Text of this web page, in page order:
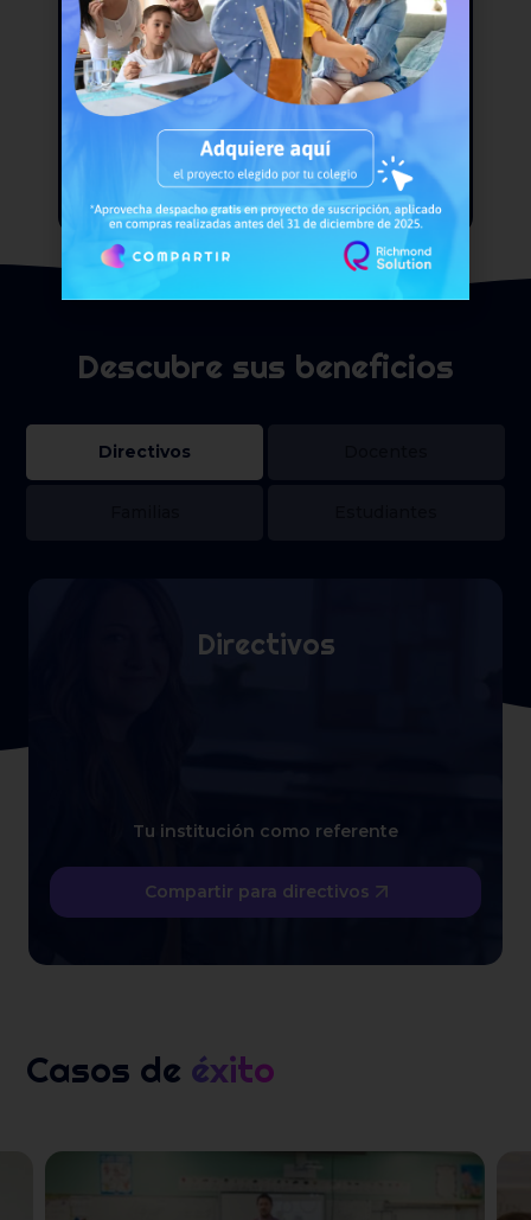
Evaluamos las acciones, identificamos
áreas de mejora y realizamos ajustes con el
objetivo de lograr un progreso constante,
en colaboración permanente con los
equipos directivos y docentes.
Descubre sus beneficios
Directivos
Directivos
Tu institución como referente
Compartir para directivos
Casos de éxito